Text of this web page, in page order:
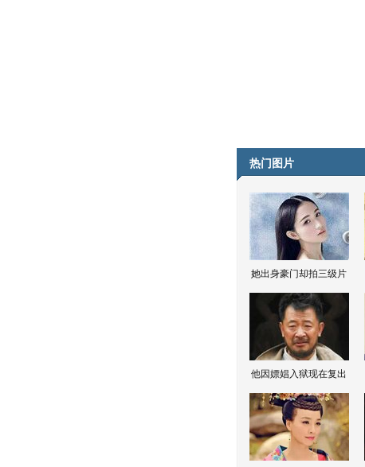
热门图片
她出身豪门却拍三级片
他因嫖娼入狱现在复出